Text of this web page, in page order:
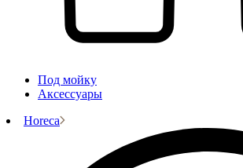
Под мойку
Аксессуары
Horeca